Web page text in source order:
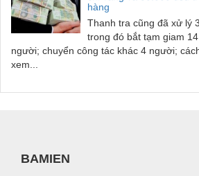
hàng
Thanh tra cũng đã xử lý
trong đó bắt tạm giam
người; chuyển công tác khác 4 người;
xem...
BAMIEN